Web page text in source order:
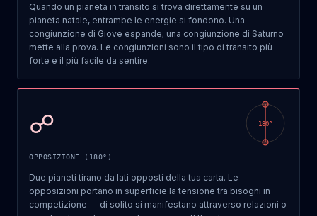
Quando un pianeta in transito si trova direttamente su un
pianeta natale, entrambe le energie si fondono. Una
congiunzione di Giove espande; una congiunzione di Saturno
mette alla prova. Le congiunzioni sono il tipo di transito più
forte e il più facile da sentire.
☍ 180°
OPPOSIZIONE (180°)
Due pianeti tirano da lati opposti della tua carta. Le
opposizioni portano in superficie la tensione tra bisogni in
competizione — di solito si manifestano attraverso relazioni o